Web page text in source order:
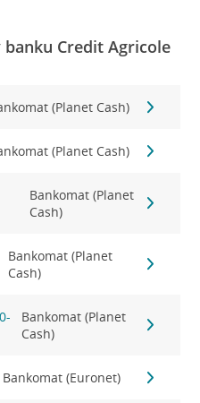
Credit Agricole
(Planet Cash)
(Planet Cash)
Bankomat (Planet
Cash)
Bankomat (Planet
Cash)
Bankomat (Planet
Cash)
Bankomat (Euronet)